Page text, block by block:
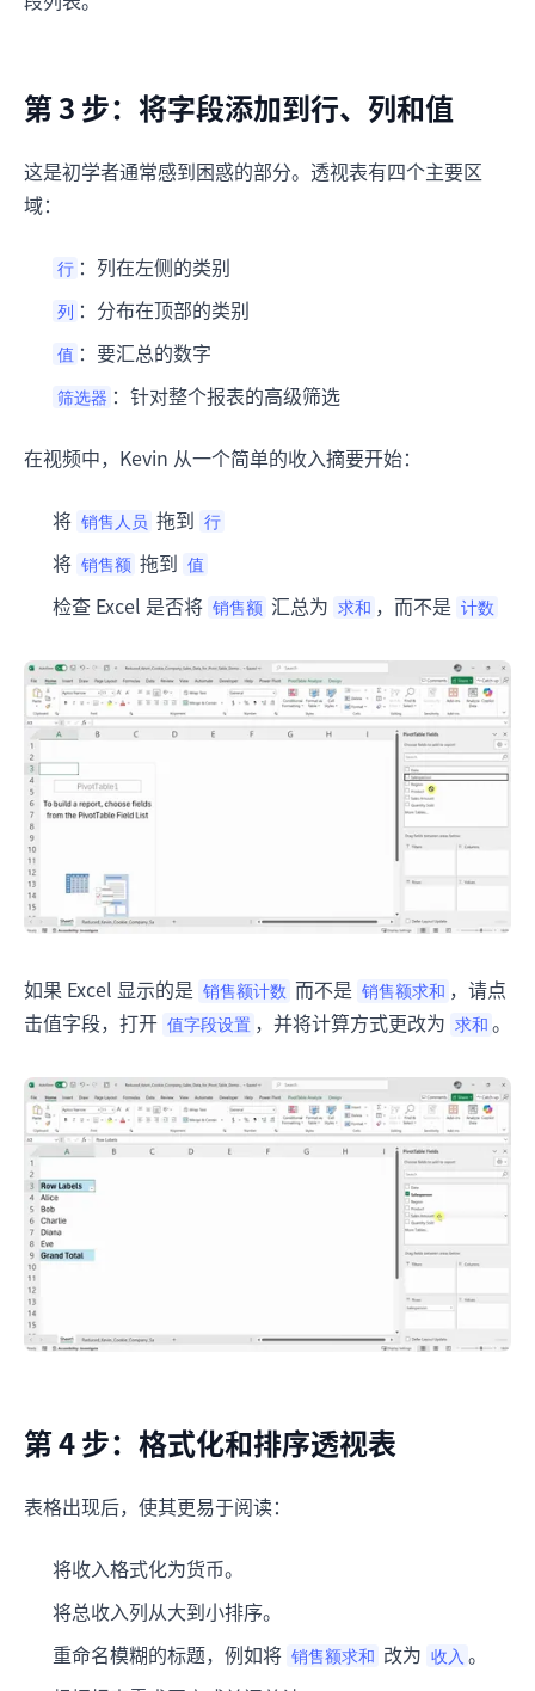
第 3 步：将字段添加到行、列和值
这是初学者通常感到困惑的部分。透视表有四个主要区
域：
行 ：列在左侧的类别
列 ：分布在顶部的类别
值 ：要汇总的数字
筛选器 ：针对整个报表的高级筛选
在视频中，Kevin 从一个简单的收入摘要开始：
将 销售人员 拖到 行
将 销售额 拖到 值
检查 Excel 是否将 销售额 汇总为 求和 ，而不是 计数
如果 Excel 显示的是 销售额计数 而不是 销售额求和 ，请点
击值字段，打开 值字段设置 ，并将计算方式更改为 求和 。
第 4 步：格式化和排序透视表
表格出现后，使其更易于阅读：
将收入格式化为货币。
将总收入列从大到小排序。
重命名模糊的标题，例如将 销售额求和 改为 收入 。